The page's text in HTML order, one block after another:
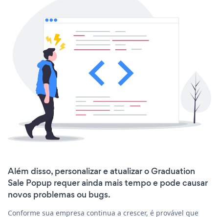
Além disso, personalizar e atualizar o Graduation
Sale Popup requer ainda mais tempo e pode causar
novos problemas ou bugs.
Conforme sua empresa continua a crescer, é provável que